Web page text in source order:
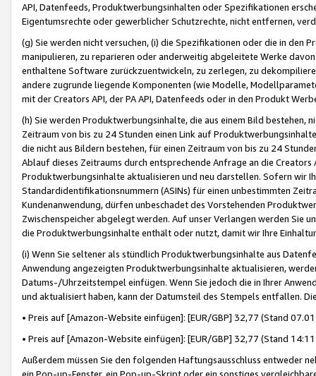
API, Datenfeeds, Produktwerbungsinhalten oder Spezifikationen
Eigentumsrechte oder gewerblicher Schutzrechte, nicht entfernen,
(g) Sie werden nicht versuchen, (i) die Spezifikationen oder die in
manipulieren, zu reparieren oder anderweitig abgeleitete Werke
enthaltene Software zurückzuentwickeln, zu zerlegen, zu
andere zugrunde liegende Komponenten (wie Modelle,
mit der Creators API, der PA API, Datenfeeds oder in den Produkt
(h) Sie werden Produktwerbungsinhalte, die aus einem Bild bestehen,
Zeitraum von bis zu 24 Stunden einen Link auf
die nicht aus Bildern bestehen, für einen Zeitraum von bis zu 24
Ablauf dieses Zeitraums durch entsprechende Anfrage an die
Produktwerbungsinhalte aktualisieren und neu darstellen. Sofern wir
Standardidentifikationsnummern (ASINs) für einen unbestimmten
Kundenanwendung, dürfen unbeschadet des Vorstehenden
Zwischenspeicher abgelegt werden. Auf unser Verlangen werden Sie
die Produktwerbungsinhalte enthält oder nutzt, damit wir Ihre
(i) Wenn Sie seltener als stündlich Produktwerbungsinhalte aus
Anwendung angezeigten Produktwerbungsinhalte aktualisieren,
Datums-/Uhrzeitstempel einfügen. Wenn Sie jedoch die in Ihrer
und aktualisiert haben, kann der Datumsteil des Stempels entfallen.
• Preis auf [Amazon-Website einfügen]: [EUR/GBP] 32,77 (Stand
• Preis auf [Amazon-Website einfügen]: [EUR/GBP] 32,77 (Stand
Außerdem müssen Sie den folgenden Haftungsausschluss entweder
ein Pop-up-Fenster, ein Pop-up-Skript oder ein sonstiges